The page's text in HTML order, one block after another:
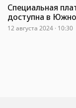
Специальная
доступна в
12 августа 2024 · 10:30